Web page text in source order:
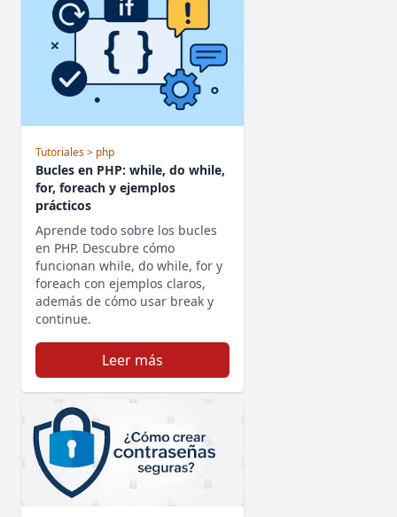
Tutoriales> php
Bucles en PHP: while, do while,
for, foreach y ejemplos
prácticos
Aprende todo sobre los bucles
en PHP. Descubre cómo
funcionan while, do while, for y
foreach con ejemplos claros,
además de cómo usar break y
continue.
Leer más